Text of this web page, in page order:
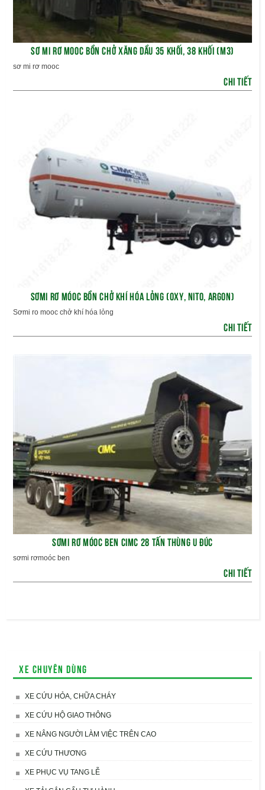
SƠ MI RƠ MOOC BỒN CHỞ XĂNG DẦU 35 KHỐI, 38 KHỐI (M3)
sơ mi rơ mooc
CHI TIẾT
SƠMI RƠ MÓOC BỒN CHỞ KHÍ HÓA LỎNG (OXY, NITO, ARGON)
Sơmi ro mooc chở khí hóa lỏng
CHI TIẾT
SƠMI RƠ MÓOC BEN CIMC 28 TẤN THÙNG U ĐÚC
sơmi rơmoóc ben
CHI TIẾT
Xe chuyên dùng
XE CỨU HỎA, CHỮA CHÁY
XE CỨU HỘ GIAO THÔNG
XE NÂNG NGƯỜI LÀM VIỆC TRÊN CAO
XE CỨU THƯƠNG
XE PHỤC VỤ TANG LỄ